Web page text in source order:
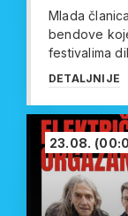
Mlada
bendove
festivalima
DETALJNIJE
23.08.